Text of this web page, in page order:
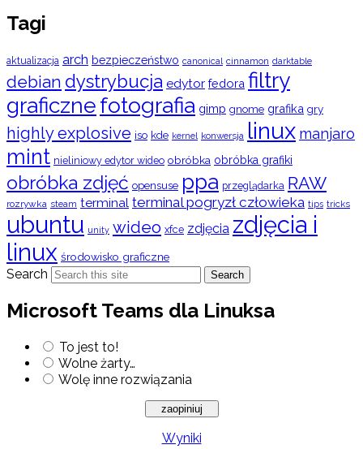
Tagi
aktualizacja arch bezpieczeństwo canonical cinnamon darktable
debian dystrybucja edytor fedora filtry
graficznefotografia gimp gnome grafika gry
highly explosive iso kde kernel konwersja linux manjaro
mint nieliniowy edytor wideo obróbka obróbka grafiki
obróbka zdjęć opensuse ppa przeglądarka RAW
rozrywka steam terminal terminal pogryzł człowieka tips tricks
ubuntu unity wideo xfce zdjęcia zdjęcia i
linux środowisko graficzne
Search Search
Microsoft Teams dla Linuksa
To jest to!
Wolne żarty…
Wolę inne rozwiązania
Wyniki